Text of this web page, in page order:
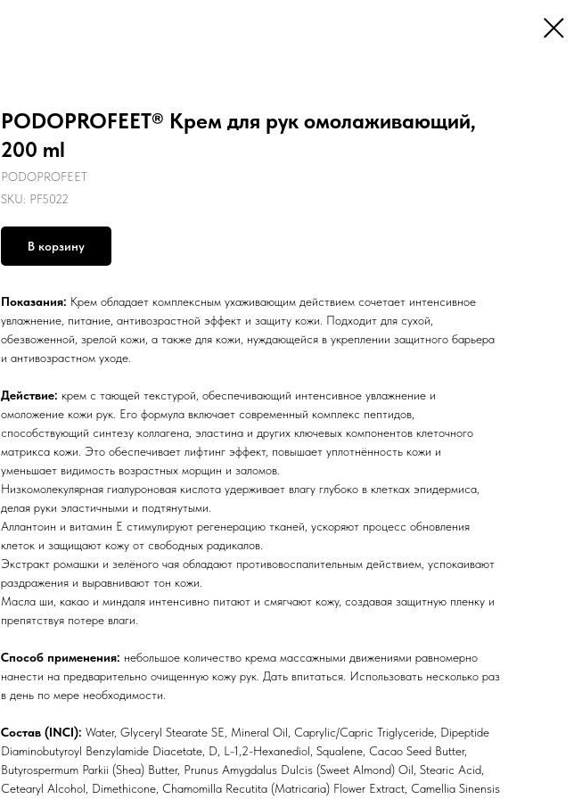
PODOPROFEET® Крем для рук омолаживающий,
200 ml
PODOPROFEET
SKU: PF5022
В корзину
Показания: Крем обладает комплексным ухаживающим действием сочетает интенсивное
увлажнение, питание, антивозрастной эффект и защиту кожи. Подходит для сухой,
обезвоженной, зрелой кожи, а также для кожи, нуждающейся в укреплении защитного барьера
и антивозрастном уходе.
Действие: крем с тающей текстурой, обеспечивающий интенсивное увлажнение и
омоложение кожи рук. Его формула включает современный комплекс пептидов,
способствующий синтезу коллагена, эластина и других ключевых компонентов клеточного
матрикса кожи. Это обеспечивает лифтинг эффект, повышает уплотнённость кожи и
уменьшает видимость возрастных морщин и заломов.
Низкомолекулярная гиалуроновая кислота удерживает влагу глубоко в клетках эпидермиса,
делая руки эластичными и подтянутыми.
Аллантоин и витамин Е стимулируют регенерацию тканей, ускоряют процесс обновления
клеток и защищают кожу от свободных радикалов.
Экстракт ромашки и зелёного чая обладают противовоспалительным действием, успокаивают
раздражения и выравнивают тон кожи.
Масла ши, какао и миндаля интенсивно питают и смягчают кожу, создавая защитную пленку и
препятствуя потере влаги.
Способ применения: небольшое количество крема массажными движениями равномерно
нанести на предварительно очищенную кожу рук. Дать впитаться. Использовать несколько раз
в день по мере необходимости.
Состав (INCI): Water, Glyceryl Stearate SE, Mineral Oil, Caprylic/Capric Triglyceride, Dipeptide
Diaminobutyroyl Benzylamide Diacetate, D, L-1,2-Hexanediol, Squalene, Cacao Seed Butter,
Butyrospermum Parkii (Shea) Butter, Prunus Amygdalus Dulcis (Sweet Almond) Oil, Stearic Acid,
Cetearyl Alcohol, Dimethicone, Chamomilla Recutita (Matricaria) Flower Extract, Camellia Sinensis